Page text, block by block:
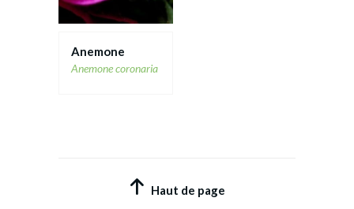
Anemone
Anemone coronaria
Haut de page